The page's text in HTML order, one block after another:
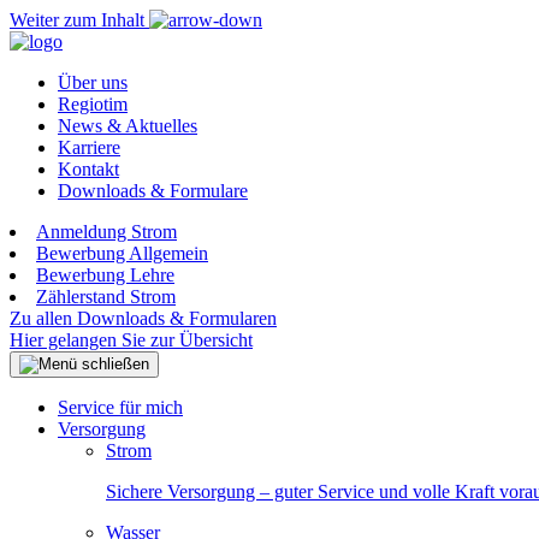
Weiter zum Inhalt
Über uns
Regiotim
News & Aktuelles
Karriere
Kontakt
Downloads & Formulare
Anmeldung Strom
Bewerbung Allgemein
Bewerbung Lehre
Zählerstand Strom
Zu allen Downloads & Formularen
Hier gelangen Sie zur Übersicht
Service für mich
Versorgung
Strom
Sichere Versorgung – guter Service und volle Kraft
Wasser